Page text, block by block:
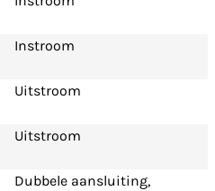
Instroom
Uitstroom
Uitstroom
Dubbele aansluiting,